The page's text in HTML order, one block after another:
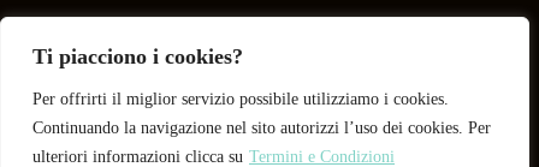
Ti piacciono i cookies?
Per offrirti il miglior servizio possibile utilizziamo i cookies.
Continuando la navigazione nel sito autorizzi l’uso dei cookies. Per
ulteriori informazioni clicca su Termini e Condizioni